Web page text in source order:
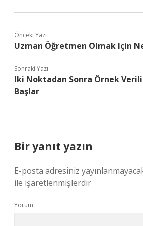
Önceki Yazı
Uzman Öğretmen Olmak Için
Sonraki Yazı
Iki Noktadan Sonra Örnek
Başlar
Bir yanıt yazın
E-posta adresiniz
ile işaretlenmişlerdir
Yorum